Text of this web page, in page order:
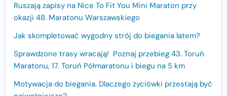
Ruszają zapisy na Nice To Fit You Mini Maraton przy
okazji 48. Maratonu Warszawskiego
Jak skompletować wygodny strój do biegania latem?
Sprawdzone trasy wracają! Poznaj przebieg 43. Toruń
Maratonu, 17. Toruń Półmaratonu i biegu na 5 km
Motywacja do biegania. Dlaczego życiówki przestają być